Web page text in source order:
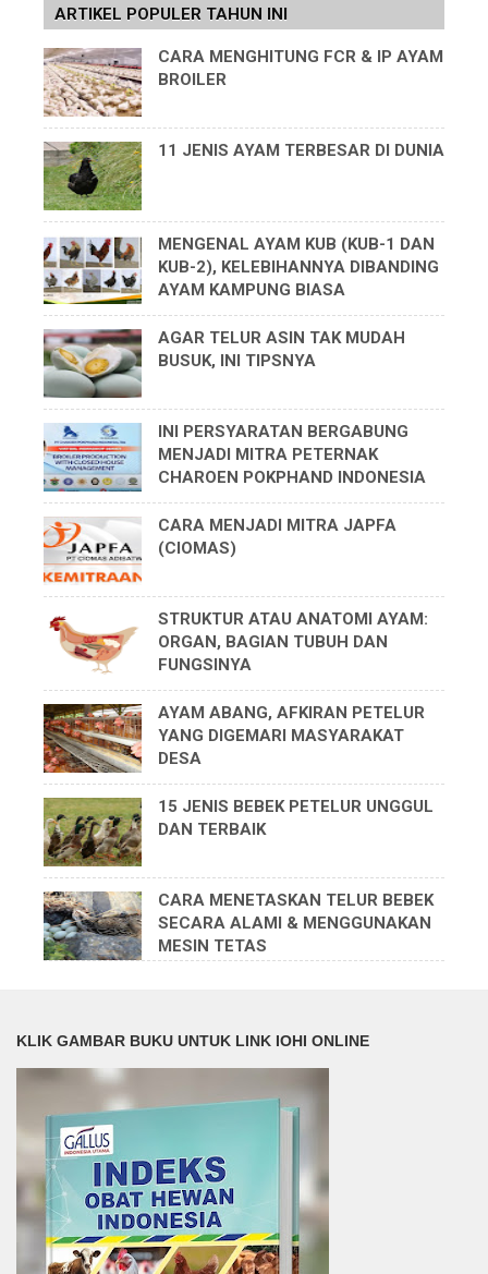
ARTIKEL POPULER TAHUN INI
CARA MENGHITUNG FCR & IP AYAM
BROILER
11 JENIS AYAM TERBESAR DI DUNIA
MENGENAL AYAM KUB (KUB-1 DAN
KUB-2), KELEBIHANNYA DIBANDING
AYAM KAMPUNG BIASA
AGAR TELUR ASIN TAK MUDAH
BUSUK, INI TIPSNYA
INI PERSYARATAN BERGABUNG
MENJADI MITRA PETERNAK
CHAROEN POKPHAND INDONESIA
CARA MENJADI MITRA JAPFA
(CIOMAS)
STRUKTUR ATAU ANATOMI AYAM:
ORGAN, BAGIAN TUBUH DAN
FUNGSINYA
AYAM ABANG, AFKIRAN PETELUR
YANG DIGEMARI MASYARAKAT
DESA
15 JENIS BEBEK PETELUR UNGGUL
DAN TERBAIK
CARA MENETASKAN TELUR BEBEK
SECARA ALAMI & MENGGUNAKAN
MESIN TETAS
KLIK GAMBAR BUKU UNTUK LINK IOHI ONLINE